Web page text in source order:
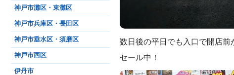
数日後の平日でも入口で開店
セール中！
神戸市灘区・東灘区
神戸市兵庫区・長田区
神戸市垂水区・須磨区
神戸市西区
伊丹市